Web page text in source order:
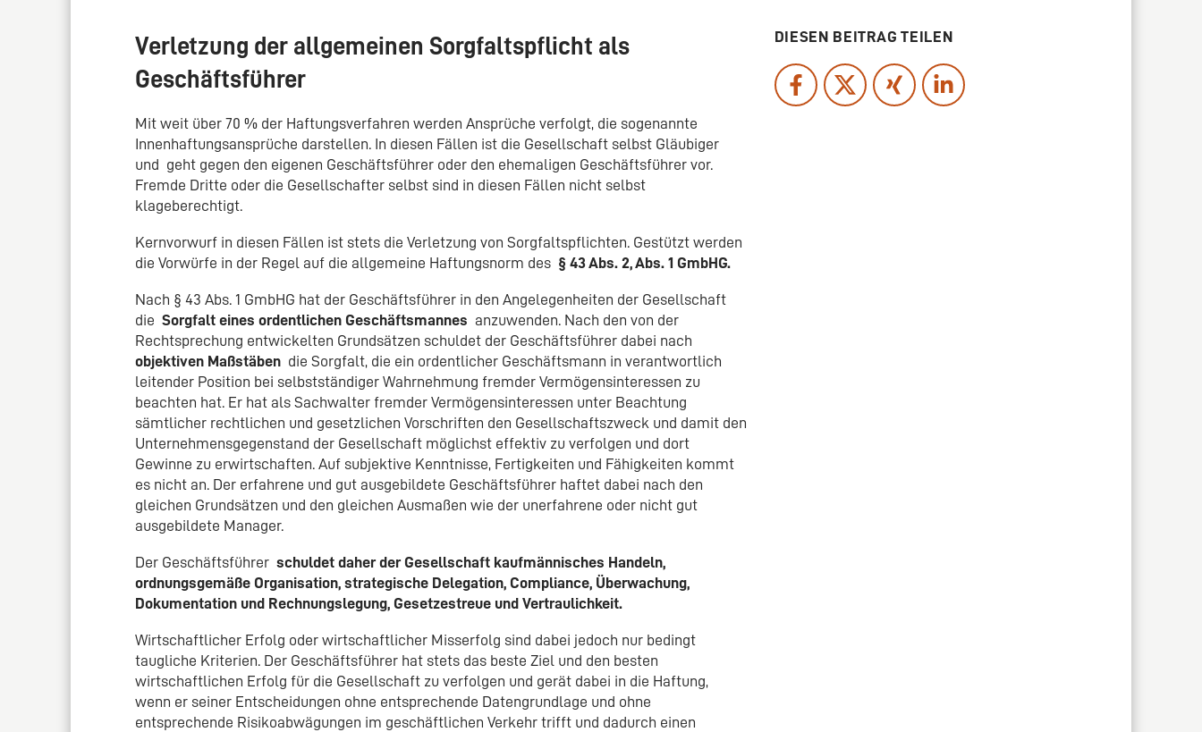
Verletzung der allgemeinen Sorgfaltspflicht als
Geschäftsführer
Mit weit über 70 % der Haftungsverfahren werden Ansprüche verfolgt, die sogenannte
Innenhaftungsansprüche darstellen. In diesen Fällen ist die Gesellschaft selbst Gläubiger
und geht gegen den eigenen Geschäftsführer oder den ehemaligen Geschäftsführer vor.
Fremde Dritte oder die Gesellschafter selbst sind in diesen Fällen nicht selbst
klageberechtigt.
Kernvorwurf in diesen Fällen ist stets die Verletzung von Sorgfaltspflichten. Gestützt werden
die Vorwürfe in der Regel auf die allgemeine Haftungsnorm des § 43 Abs. 2, Abs. 1 GmbHG.
Nach § 43 Abs. 1 GmbHG hat der Geschäftsführer in den Angelegenheiten der Gesellschaft
die Sorgfalt eines ordentlichen Geschäftsmannes anzuwenden. Nach den von der
Rechtsprechung entwickelten Grundsätzen schuldet der Geschäftsführer dabei nach
objektiven Maßstäben die Sorgfalt, die ein ordentlicher Geschäftsmann in verantwortlich
leitender Position bei selbstständiger Wahrnehmung fremder Vermögensinteressen zu
beachten hat. Er hat als Sachwalter fremder Vermögensinteressen unter Beachtung
sämtlicher rechtlichen und gesetzlichen Vorschriften den Gesellschaftszweck und damit den
Unternehmensgegenstand der Gesellschaft möglichst effektiv zu verfolgen und dort
Gewinne zu erwirtschaften. Auf subjektive Kenntnisse, Fertigkeiten und Fähigkeiten kommt
es nicht an. Der erfahrene und gut ausgebildete Geschäftsführer haftet dabei nach den
gleichen Grundsätzen und den gleichen Ausmaßen wie der unerfahrene oder nicht gut
ausgebildete Manager.
Der Geschäftsführer schuldet daher der Gesellschaft kaufmännisches Handeln,
ordnungsgemäße Organisation, strategische Delegation, Compliance, Überwachung,
Dokumentation und Rechnungslegung, Gesetzestreue und Vertraulichkeit.
Wirtschaftlicher Erfolg oder wirtschaftlicher Misserfolg sind dabei jedoch nur bedingt
taugliche Kriterien. Der Geschäftsführer hat stets das beste Ziel und den besten
wirtschaftlichen Erfolg für die Gesellschaft zu verfolgen und gerät dabei in die Haftung,
wenn er seiner Entscheidungen ohne entsprechende Datengrundlage und ohne
entsprechende Risikoabwägungen im geschäftlichen Verkehr trifft und dadurch einen
DIESEN BEITRAG TEILEN